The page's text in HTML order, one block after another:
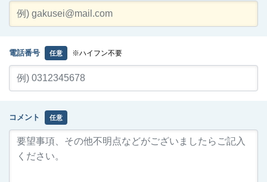
電話番号 任意 ※ハイフン不要
コメント 任意